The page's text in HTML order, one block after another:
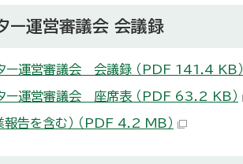
ー運営審議会 会議録
ー運営審議会 会議録 （PDF 141.4 KB）
ー運営審議会 座席表 （PDF 63.2 KB）
告を含む） （PDF 4.2 MB）